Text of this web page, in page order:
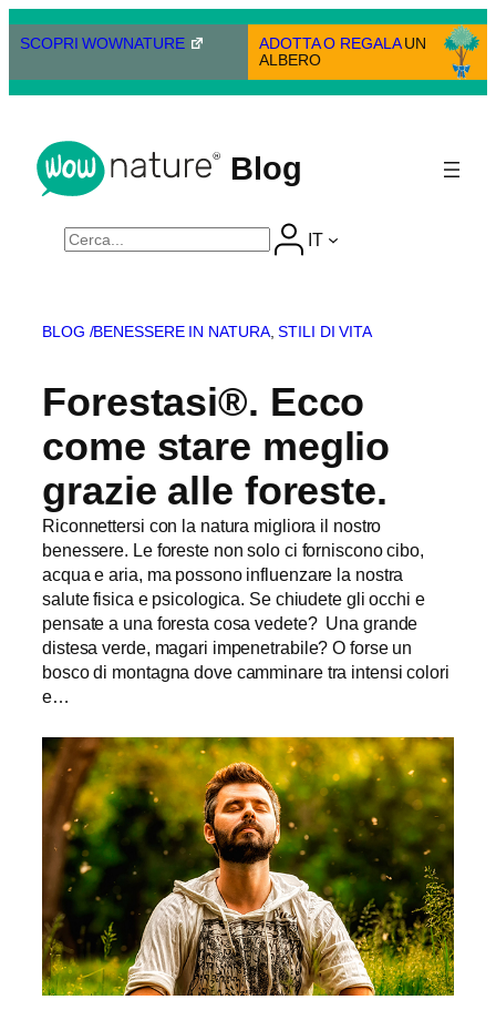
Vai
alSCOPRI WOWNATURE ADOTTA O REGALAUN
ALBERO
Blog
Cerca IT
BLOG /BENESSERE IN NATURA, STILI DI VITA
Forestasi®. Ecco
come stare meglio
grazie alle foreste.
Riconnettersi con la natura migliora il nostro
benessere. Le foreste non solo ci forniscono cibo,
acqua e aria, ma possono influenzare la nostra
salute fisica e psicologica. Se chiudete gli occhi e
pensate a una foresta cosa vedete? Una grande
distesa verde, magari impenetrabile? O forse un
bosco di montagna dove camminare tra intensi colori
e…